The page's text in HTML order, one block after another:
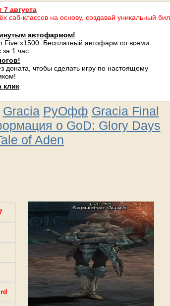
августа
классов на основу, создавай уникальный
автофармом!
x1500. Бесплатный автофарм со всеми
1 час.
доната, чтобы сделать игру по настоящему
клик
Gracia РуОфф Gracia Final
о GoD: Glory Days
of Aden